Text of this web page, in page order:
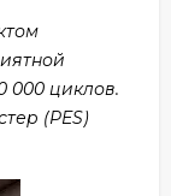
000 циклов.
(PES)